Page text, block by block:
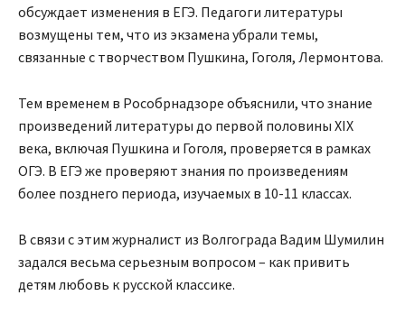
обсуждает изменения в ЕГЭ. Педагоги литературы
возмущены тем, что из экзамена убрали темы,
связанные с творчеством Пушкина, Гоголя, Лермонтова.
Тем временем в Рособрнадзоре объяснили, что знание
произведений литературы до первой половины XIX
века, включая Пушкина и Гоголя, проверяется в рамках
ОГЭ. В ЕГЭ же проверяют знания по произведениям
более позднего периода, изучаемых в 10-11 классах.
В связи с этим журналист из Волгограда Вадим Шумилин
задался весьма серьезным вопросом – как привить
детям любовь к русской классике.